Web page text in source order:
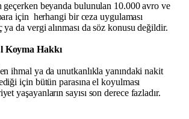
geçerken beyanda bulunulan 10.000 avro ve
için herhangi bir ceza uygulaması
ya da vergi alınması da söz konusu değildir.
Koyma Hakkı
ihmal ya da unutkanlıkla yanındaki nakit
için bütün parasına el koyulması
yaşayanların sayısı son derece fazladır.